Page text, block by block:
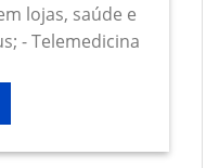
lojas, saúde e
- Telemedicina